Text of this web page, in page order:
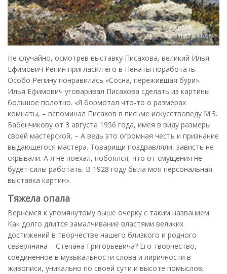
Не случайно, осмотрев выставку Писахова, великий Илья
Ефимович Репин пригласил его в Пенаты поработать.
Особо Репину понравилась «Сосна, пережившая бури».
Илья Ефимович уговаривал Писахова сделать из картины
большое полотно. «Я бормотал что-то о размерах
комнаты, – вспоминал Писахов в письме искусствоведу М.З.
Бабенчикову от 3 августа 1956 года, имея в виду размеры
своей мастерской, – А ведь это огромная честь и признание
выдающегося мастера. Товарищи поздравляли, зависть не
скрывали. А я не поехал, побоялся, что от смущения не
будет силы работать. В 1928 году была моя персональная
выставка картин».
Тяжела опала
Вернемся к упомянутому выше очерку с таким названием.
Как долго длится замалчивание властями великих
достижений в творчестве нашего близкого и родного
северянина – Степана Григорьевича? Его творчество,
соединенное в музыкальности слова и лиричности в
живописи, уникально по своей сути и высоте помыслов,